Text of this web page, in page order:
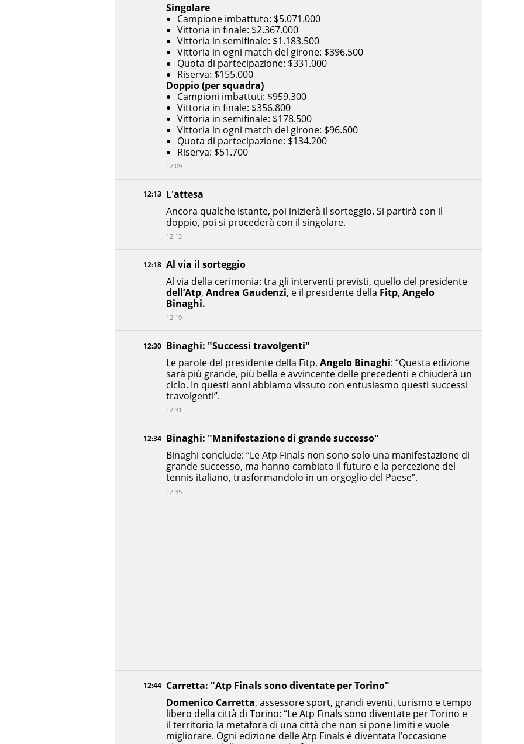
12:44 Carretta: "Atp Finals sono diventate per Torino"
Domenico Carretta, assessore sport, grandi eventi, turismo e tempo
libero della città di Torino: “Le Atp Finals sono diventate per Torino e
il territorio la metafora di una città che non si pone limiti e vuole
migliorare. Ogni edizione delle Atp Finals è diventata l’occasione
12:34 Binaghi: "Manifestazione di grande successo"
Binaghi conclude: “Le Atp Finals non sono solo una manifestazione di
grande successo, ma hanno cambiato il futuro e la percezione del
tennis italiano, trasformandolo in un orgoglio del Paese”.
12:35
12:30 Binaghi: "Successi travolgenti"
Le parole del presidente della Fitp, Angelo Binaghi: “Questa edizione
sarà più grande, più bella e avvincente delle precedenti e chiuderà un
ciclo. In questi anni abbiamo vissuto con entusiasmo questi successi
travolgenti”.
12:31
12:18 Al via il sorteggio
Al via della cerimonia: tra gli interventi previsti, quello del presidente
dell’Atp, Andrea Gaudenzi, e il presidente della Fitp, Angelo
Binaghi.
12:19
12:13 L'attesa
Ancora qualche istante, poi inizierà il sorteggio. Si partirà con il
doppio, poi si procederà con il singolare.
12:13
Singolare
Campione imbattuto: $5.071.000
Vittoria in finale: $2.367.000
Vittoria in semifinale: $1.183.500
Vittoria in ogni match del girone: $396.500
Quota di partecipazione: $331.000
Riserva: $155.000
Doppio (per squadra)
Campioni imbattuti: $959.300
Vittoria in finale: $356.800
Vittoria in semifinale: $178.500
Vittoria in ogni match del girone: $96.600
Quota di partecipazione: $134.200
Riserva: $51.700
12:09